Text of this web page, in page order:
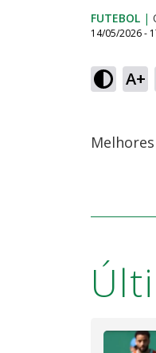
FUTEBOL |
14/05/2026 -
A+